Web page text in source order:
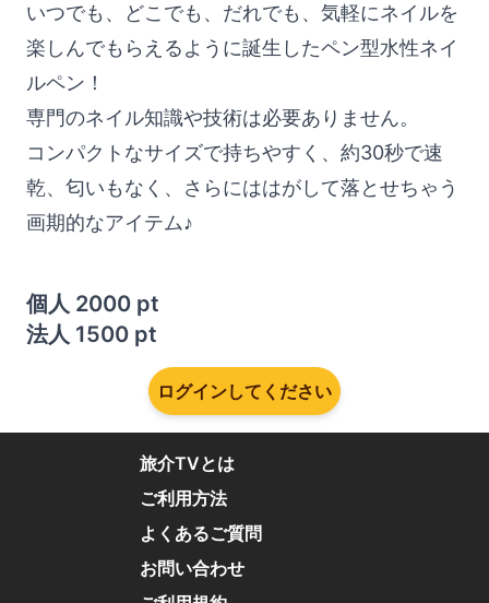
いつでも、どこでも、だれでも、気軽にネイルを
楽しんでもらえるように誕生したペン型水性ネイ
ルペン！
専門のネイル知識や技術は必要ありません。
コンパクトなサイズで持ちやすく、約30秒で速
乾、匂いもなく、さらにははがして落とせちゃう
画期的なアイテム♪
個人 2000 pt
法人 1500 pt
ログインしてください
旅介TVとは
ご利用方法
よくあるご質問
お問い合わせ